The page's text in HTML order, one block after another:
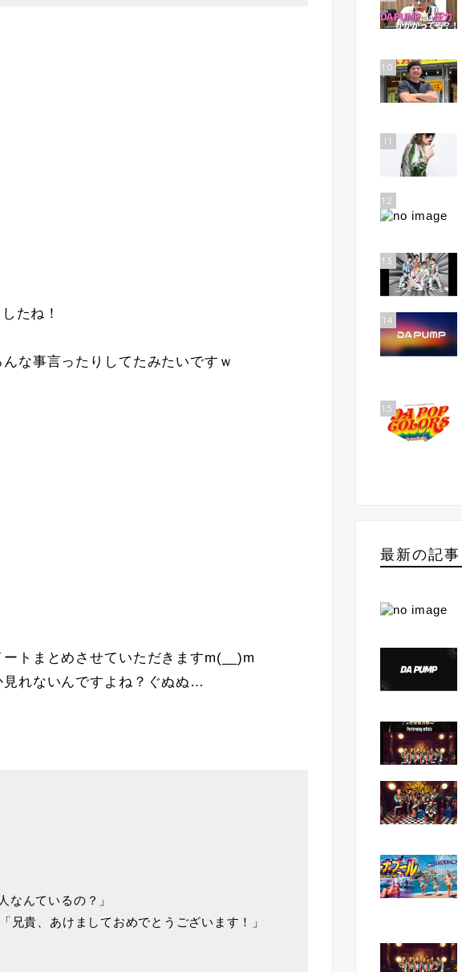
たね！
な事言ったりしてたみたいですｗ
トまとめさせていただきますm(__)m
れないんですよね？ぐぬぬ…
なんているの？」
兄貴、あけましておめでとうございます！」
10
11
12
13
14
15
最新の記事